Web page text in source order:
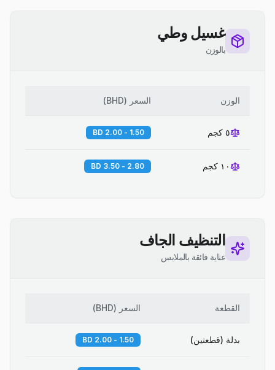
غسيل وطي
بالوزن
الوزن السعر (
BHD
)
٥ كجم 1.50 - 2.00 BD
١٠ كجم 2.80 - 3.50 BD
التنظيف الجاف
عناية فائقة بالملابس
القطعة السعر (
BHD
)
بدلة (قطعتين) 1.50 - 2.00 BD